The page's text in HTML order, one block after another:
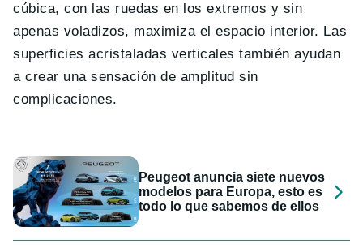
cúbica, con las ruedas en los extremos y sin
apenas voladizos, maximiza el espacio interior. Las
superficies acristaladas verticales también ayudan
a crear una sensación de amplitud sin
complicaciones.
Peugeot anuncia siete nuevos
modelos para Europa, esto es
todo lo que sabemos de ellos